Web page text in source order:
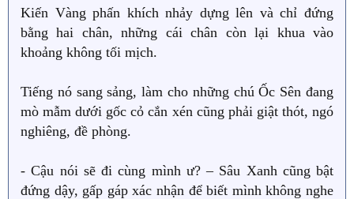
Kiến Vàng phấn khích nhảy dựng lên và chỉ đứng
bằng hai chân, những cái chân còn lại khua vào
khoảng không tối mịch.
Tiếng nó sang sảng, làm cho những chú Ốc Sên đang
mò mẫm dưới gốc cỏ cắn xén cũng phải giật thót, ngó
nghiêng, đề phòng.
- Cậu nói sẽ đi cùng mình ư? – Sâu Xanh cũng bật
đứng dậy, gấp gáp xác nhận để biết mình không nghe